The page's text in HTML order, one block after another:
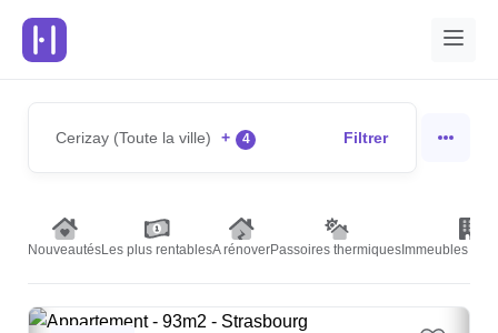
Cerizay (Toute la ville) + 4 Filtrer
NouveautésLes plus rentablesA rénoverPassoires thermiques Immeubles de